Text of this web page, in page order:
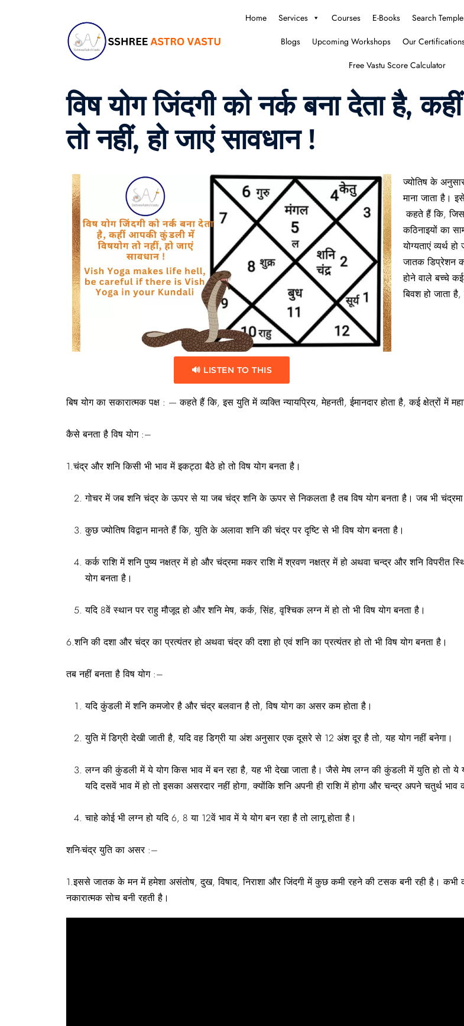
Home Services Courses E-Books Search
Blogs
Upcoming Workshops Our
Free Vastu Score Calculator
विष योग जिंदगी को नर्क बना देता है,
तो नहीं, हो जाएं सावधान !
🔊 LISTEN TO THIS
ज्योतिष के
माना जाता है।
कहते हैं कि, जिस
कठिनाइयों का
योग्यताएं व्यर्थ
जातक डिप्रेशन
होने वाले बच्चे
बिवश हो जाता
बिष योग का सकारात्मक पक्ष : — कहते हैं कि, इस युति में व्यक्ति न्यायप्रिय, मेहनती, ईमानदार होता है, कई क्षेत्रों में
कैसे बनता है विष योग :–
1.चंद्र और शनि किसी भी भाव में इकट्ठा बैठे हो तो विष योग बनता है।
गोचर में जब शनि चंद्र के ऊपर से या जब चंद्र शनि के ऊपर से निकलता है तब विष योग बनता है। जब भी चंद्रमा
कुछ ज्योतिष विद्वान मानते हैं कि, युति के अलावा शनि की चंद्र पर दृष्टि से भी विष योग बनता है।
कर्क राशि में शनि पुष्य नक्षत्र में हो और चंद्रमा मकर राशि में श्रवण नक्षत्र में हो अथवा चन्द्र और शनि
योग बनता है।
यदि 8वें स्थान पर राहु मौजूद हो और शनि मेष, कर्क, सिंह, वृश्चिक लग्न में हो तो भी विष योग बनता है।
6.शनि की दशा और चंद्र का प्रत्यंतर हो अथवा चंद्र की दशा हो एवं शनि का प्रत्यंतर हो तो भी विष योग बनता है।
तब नहीं बनता है विष योग :–
यदि कुंडली में शनि कमजोर है और चंद्र बलवान है तो, विष योग का असर कम होता है।
युति में डिग्री देखी जाती है, यदि वह डिग्री या अंश अनुसार एक दूसरे से 12 अंश दूर है तो, यह योग नहीं बनेगा।
लग्न की कुंडली में ये योग किस भाव में बन रहा है, यह भी देखा जाता है। जैसे मेष लग्न की कुंडली में युति हो तो ये
यदि दसवें भाव में हो तो इसका असरदार नहीं होगा, क्योंकि शनि अपनी ही राशि में होगा और चन्द्र अपने चतुर्थ भाव
चाहे कोई भी लग्न हो यदि 6, 8 या 12वें भाव में ये योग बन रहा है तो लागू होता है।
शनि-चंद्र युति का असर :–
1.इससे जातक के मन में हमेशा असंतोष, दुख, विषाद, निराशा और जिंदगी में कुछ कमी रहने की टसक बनी रही है।
नकारात्मक सोच बनी रहती है।